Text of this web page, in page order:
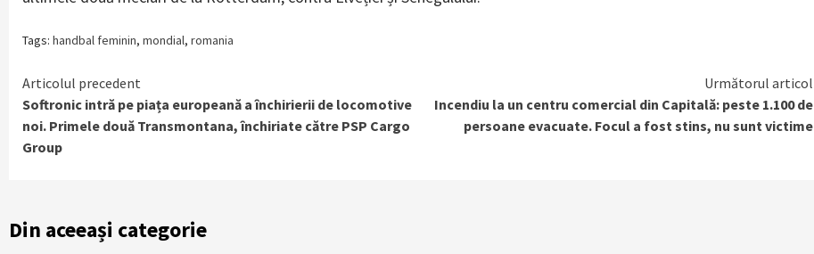
Tags: handbal feminin, mondial, romania
Continue
Reading
Articolul precedent
Softronic intră pe piața europeană a închirierii de locomotive
noi. Primele două Transmontana, închiriate către PSP Cargo
Group
Următorul articol
Incendiu la un centru comercial din Capitală: peste 1.100 de
persoane evacuate. Focul a fost stins, nu sunt victime
Din aceeași categorie